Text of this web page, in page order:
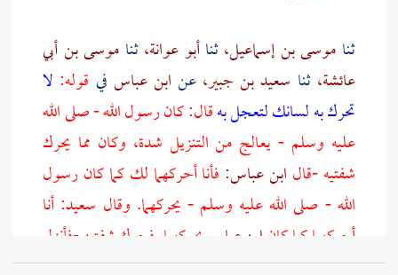
ثنا موسى بن إسماعيل،ثناأبو عوانة،ثنا موسى بن أبي
عائشة،ثنا سعيد بن جبير، عن ابن عباس في قوله: لا
تحرك به لسانك لتعجل بهقال: كان رسول الله - صلى الله
عليه وسلم - يعالج من التنزيل شدة، وكان مما يحرك
شفتيه -قال ابن عباس: فأنا أحركهما لك كما كان رسول
الله - صلى الله عليه وسلم - يحركهما. وقال سعيد: أنا
أحركهما كما كان ابن عباس يحركهما. فحرك شفتيه -فأنزل
الله تعالى:لا تحرك به لسانك لتعجل بهإن علينا جمعه